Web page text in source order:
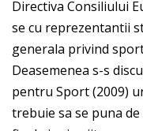
Directiva Consiliului
se cu reprezentantii
generala privind
Deasemenea s-s
pentru Sport (2009)
trebuie sa se puna